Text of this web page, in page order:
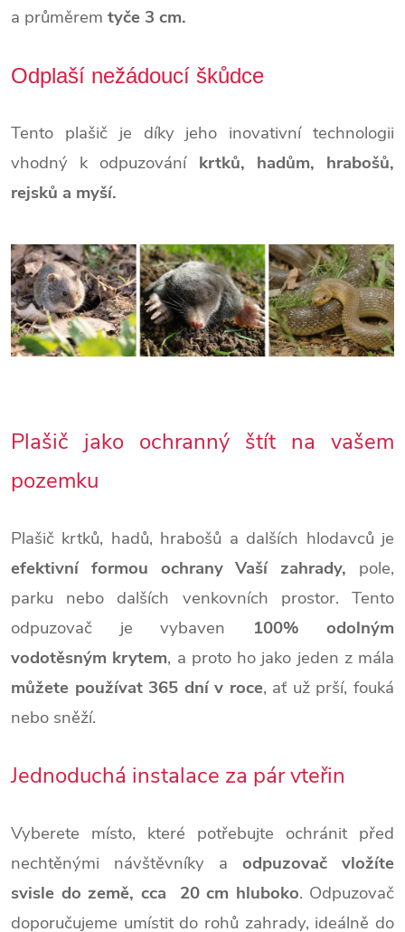
a průměrem tyče 3 cm.
Odplaší nežádoucí škůdce
Tento plašič je díky jeho inovativní technologii
vhodný k odpuzování krtků, hadům, hrabošů,
rejsků a myší.
Plašič jako ochranný štít na vašem
pozemku
Plašič krtků, hadů, hrabošů a dalších hlodavců je
efektivní formou ochrany Vaší zahrady, pole,
parku nebo dalších venkovních prostor. Tento
odpuzovač je vybaven 100% odolným
vodotěsným krytem, a proto ho jako jeden z mála
můžete používat 365 dní v roce, ať už prší, fouká
nebo sněží.
Jednoduchá instalace za pár vteřin
Vyberete místo, které potřebujte ochránit před
nechtěnými návštěvníky a odpuzovač vložíte
svisle do země, cca 20 cm hluboko. Odpuzovač
doporučujeme umístit do rohů zahrady, ideálně do